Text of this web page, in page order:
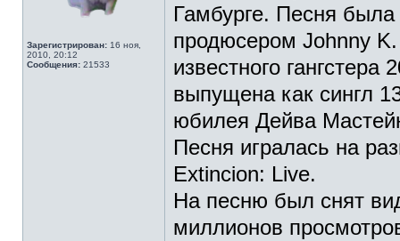
Зарегистрирован: 16 ноя,
2010, 20:12
Сообщения: 21533
Гамбурге. Песня
продюсером Johnny
известного
выпущена как сингл
юбилея Дейва
Песня игралась на
Extincion: Live.
На песню был снят
миллионов